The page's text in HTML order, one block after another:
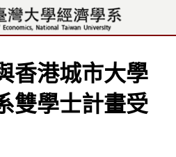
香港城市大學
雙學士計畫受